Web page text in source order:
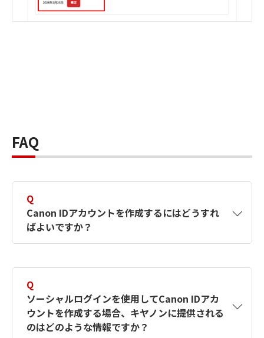
FAQ
Q
Canon IDアカウントを作成するにはどうすれ
ばよいですか？
す。詳しい作成方法は【カメラ】Canon IDとは
何ですか？Canon IDの作成方法は？をご確認く
ださい。
Q
ソーシャルログインを使用してCanon IDアカ
ウントを作成する場合、キヤノンに提供される
のはどのような情報ですか？